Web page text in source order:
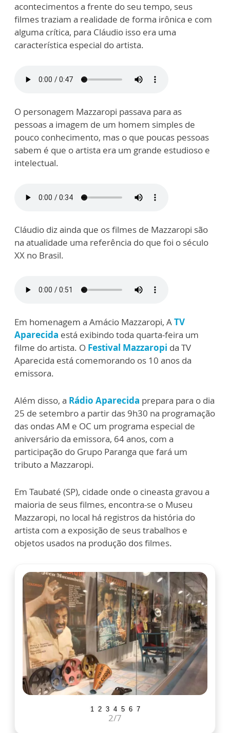
acontecimentos a frente do seu tempo, seus
filmes traziam a realidade de forma irônica e com
alguma crítica, para Cláudio isso era uma
característica especial do artista.
O personagem Mazzaropi passava para as
pessoas a imagem de um homem simples de
pouco conhecimento, mas o que poucas pessoas
sabem é que o artista era um grande estudioso e
intelectual.
Cláudio diz ainda que os filmes de Mazzaropi são
na atualidade uma referência do que foi o século
XX no Brasil.
Em homenagem a Amácio Mazzaropi, ATV
Aparecida está exibindo toda quarta-feira um
filme do artista. O Festival Mazzaropi da TV
Aparecida está comemorando os 10 anos da
emissora.
Além disso, a Rádio Aparecida prepara para o dia
25 de setembro a partir das 9h30 na programação
das ondas AM e OC um programa especial de
aniversário da emissora, 64 anos, com a
participação do Grupo Paranga que fará um
tributo a Mazzaropi.
Em Taubaté (SP), cidade onde o cineasta gravou a
maioria de seus filmes, encontra-se o Museu
Mazzaropi, no local há registros da história do
artista com a exposição de seus trabalhos e
objetos usados na produção dos filmes.
1 2 3 4 5 6 7
2/7